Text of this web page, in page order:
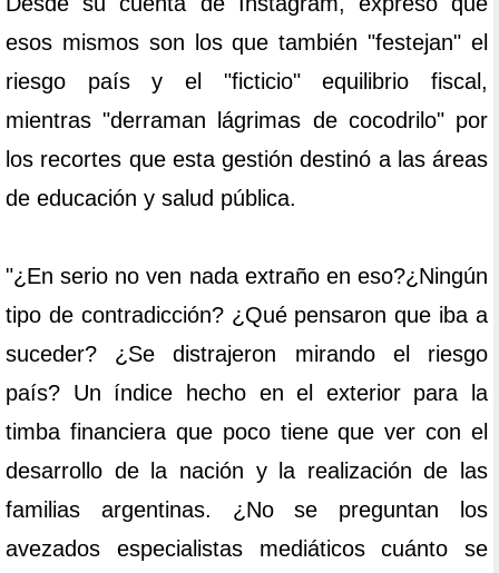
esos mismos son los que también "festejan" el
riesgo país y el "ficticio" equilibrio fiscal,
mientras "derraman lágrimas de cocodrilo" por
los recortes que esta gestión destinó a las áreas
de educación y salud pública.
"¿En serio no ven nada extraño en eso?¿Ningún
tipo de contradicción? ¿Qué pensaron que iba a
suceder? ¿Se distrajeron mirando el riesgo
país? Un índice hecho en el exterior para la
timba financiera que poco tiene que ver con el
desarrollo de la nación y la realización de las
familias argentinas. ¿No se preguntan los
avezados especialistas mediáticos cuánto se